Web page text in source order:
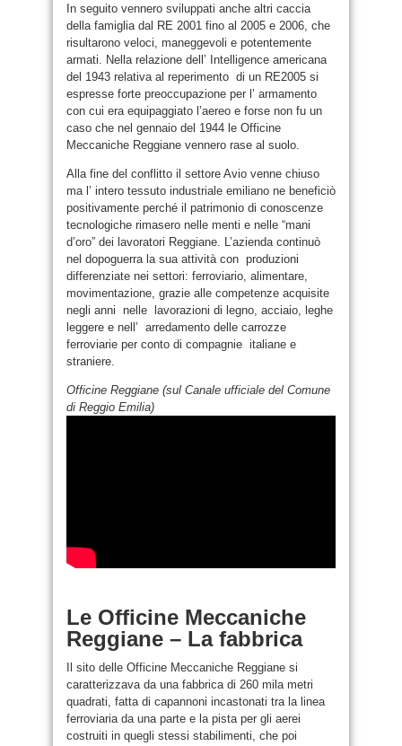
In seguito vennero sviluppati anche altri caccia
della famiglia dal RE 2001 fino al 2005 e 2006, che
risultarono veloci, maneggevoli e potentemente
armati. Nella relazione dell’ Intelligence americana
del 1943 relativa al reperimento di un RE2005 si
espresse forte preoccupazione per l’ armamento
con cui era equipaggiato l’aereo e forse non fu un
caso che nel gennaio del 1944 le Officine
Meccaniche Reggiane vennero rase al suolo.
Alla fine del conflitto il settore Avio venne chiuso
ma l’ intero tessuto industriale emiliano ne beneficiò
positivamente perché il patrimonio di conoscenze
tecnologiche rimasero nelle menti e nelle “mani
d’oro” dei lavoratori Reggiane. L’azienda continuò
nel dopoguerra la sua attività con produzioni
differenziate nei settori: ferroviario, alimentare,
movimentazione, grazie alle competenze acquisite
negli anni nelle lavorazioni di legno, acciaio, leghe
leggere e nell’ arredamento delle carrozze
ferroviarie per conto di compagnie italiane e
straniere.
Officine Reggiane (sul Canale ufficiale del Comune
di Reggio Emilia)
Le Officine Meccaniche
Reggiane – La fabbrica
Il sito delle Officine Meccaniche Reggiane si
caratterizzava da una fabbrica di 260 mila metri
quadrati, fatta di capannoni incastonati tra la linea
ferroviaria da una parte e la pista per gli aerei
costruiti in quegli stessi stabilimenti, che poi